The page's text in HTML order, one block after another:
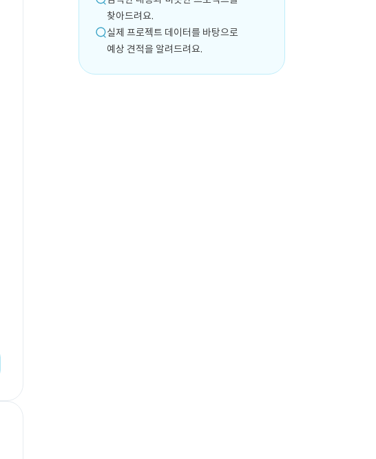
찾아드려요.
실제 프로젝트 데이터를 바탕으로
예상 견적을 알려드려요.